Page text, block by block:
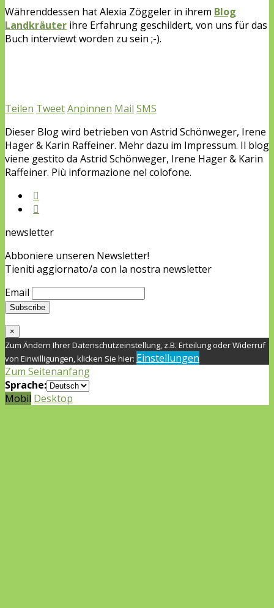
Währenddessen hat Alexia Zöggeler in ihrem Blog
Landkräuter ihre Erfahrung geschildert, von uns für das
Buch interviewt worden zu sein ;-).
Teilen TweetAnpinnen Mail SMS
Dieser Blog wird betrieben von Astrid Schönweger, Irene
Hager & Karin Raffeiner. Mehr dazu im Impressum. Il blog
viene gestito da Astrid Schönweger, Irene Hager & Karin
Raffeiner. Più informazione nel colofone.
newsletter
Abboniere unseren Newsletter!
Tieniti aggiornato/a con la nostra newsletter
Email
×
Zum Ändern Ihrer Datenschutzeinstellung, z.B. Erteilung oder Widerruf
von Einwilligungen, klicken Sie hier: Einstellungen
Zum Seitenanfang
Sprache:
Mobil Desktop